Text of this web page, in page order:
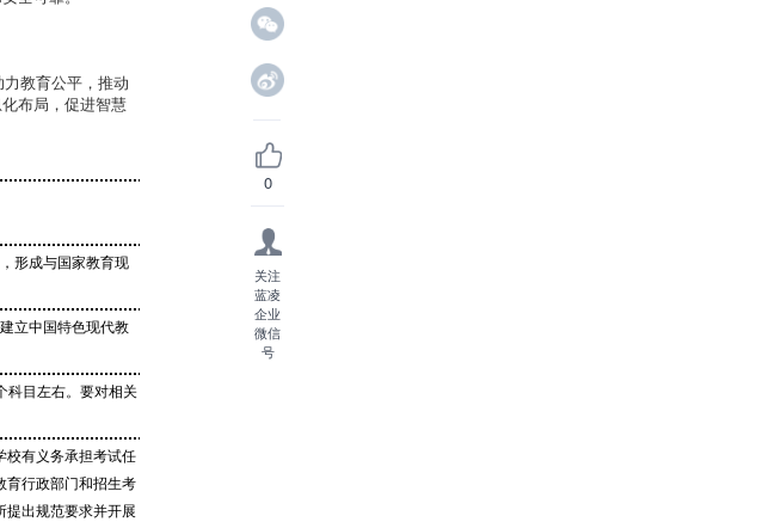
0
关注
蓝凌
企业
微信
号
教育公平，推动
布局，促进智慧
形成与国家教育现
立中国特色现代教
科目左右。要对相关
校有义务承担考试任
育行政部门和招生考
提出规范要求并开展